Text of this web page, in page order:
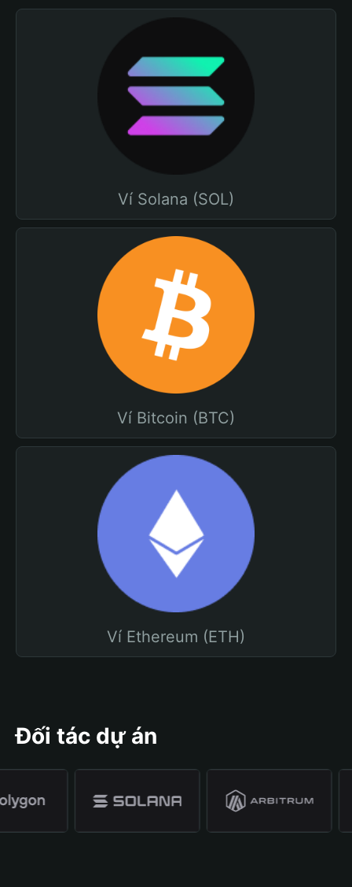
Ví Solana (SOL)
Ví Bitcoin (BTC)
Ví Ethereum (ETH)
Đối tác dự án